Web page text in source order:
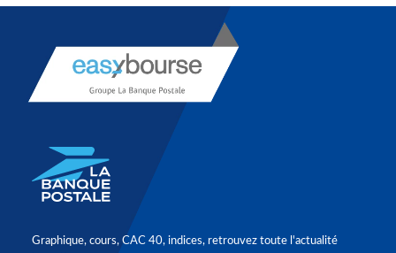
Graphique, cours, CAC 40, indices, retrouvez toute l'actualité